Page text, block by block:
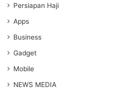
Persiapan Haji
Apps
Business
Gadget
Mobile
NEWS MEDIA